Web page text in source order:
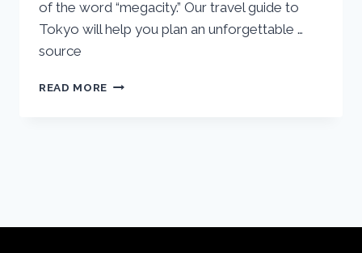
of the word “megacity.” Our travel guide to
Tokyo will help you plan an unforgettable …
source
READ MORE TOKYO